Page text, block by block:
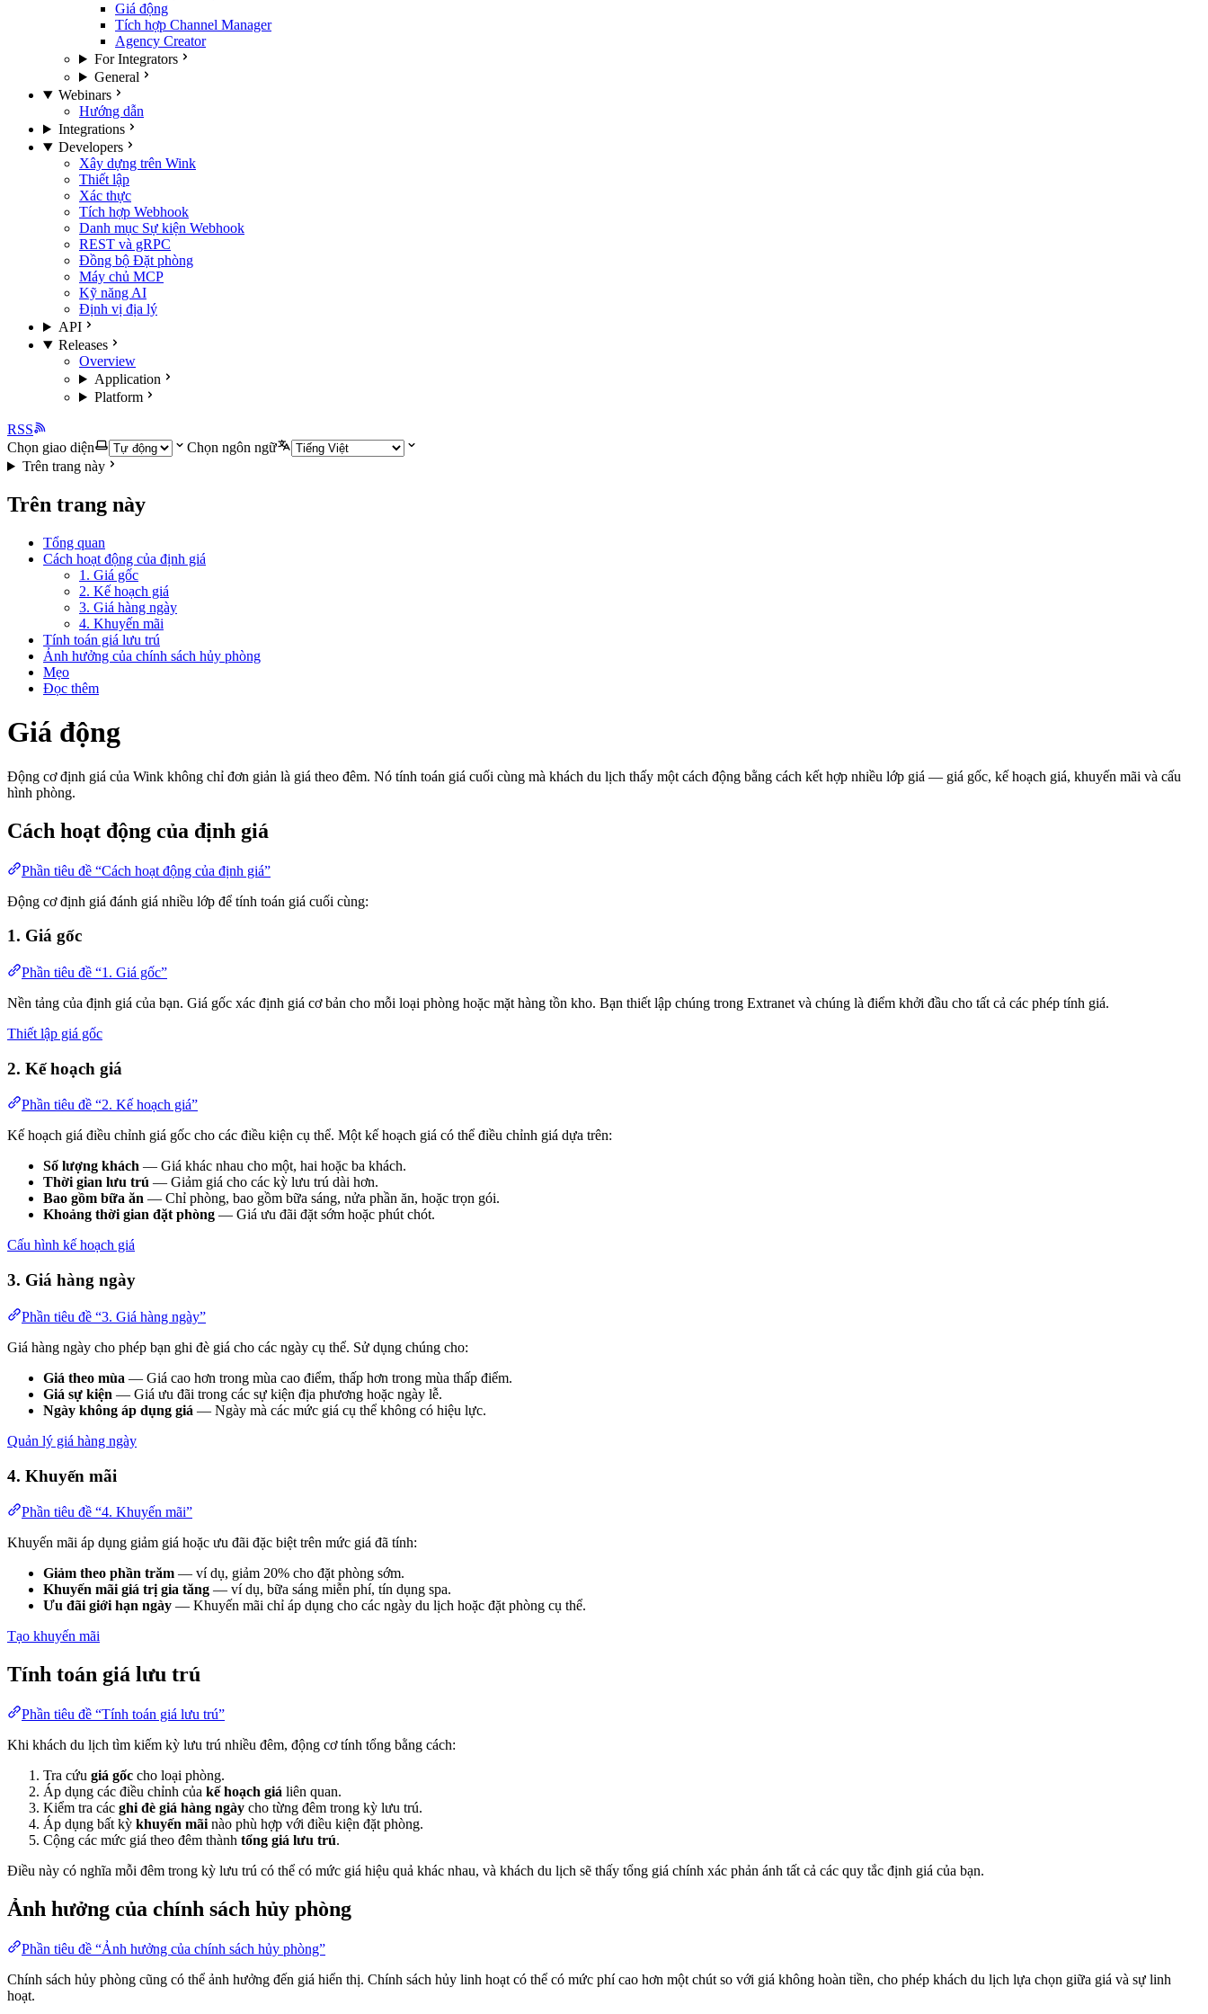
Giá động
Tích hợp Channel Manager
Agency Creator
For Integrators
General
Webinars
Hướng dẫn
Integrations
Developers
Xây dựng trên Wink
Thiết lập
Xác thực
Tích hợp Webhook
Danh mục Sự kiện Webhook
REST và gRPC
Đồng bộ Đặt phòng
Máy chủ MCP
Kỹ năng AI
Định vị địa lý
API
Releases
Overview
Application
Platform
RSS
Chọn giao diện
Chọn ngôn ngữ
Trên trang này
Trên trang này
Tổng quan
Cách hoạt động của định giá
1. Giá gốc
2. Kế hoạch giá
3. Giá hàng ngày
4. Khuyến mãi
Tính toán giá lưu trú
Ảnh hưởng của chính sách hủy phòng
Mẹo
Đọc thêm
Giá động
Động cơ định giá của Wink không chỉ đơn giản là giá theo đêm. Nó tính toán giá cuối cùng mà khách du lịch thấy một cách động bằng cách kết hợp nhiều lớp giá — giá gốc, kế hoạch giá, khuyến mãi và cấu
hình phòng.
Cách hoạt động của định giá
Phần tiêu đề “Cách hoạt động của định giá”
Động cơ định giá đánh giá nhiều lớp để tính toán giá cuối cùng:
1. Giá gốc
Phần tiêu đề “1. Giá gốc”
Nền tảng của định giá của bạn. Giá gốc xác định giá cơ bản cho mỗi loại phòng hoặc mặt hàng tồn kho. Bạn thiết lập chúng trong Extranet và chúng là điểm khởi đầu cho tất cả các phép tính giá.
Thiết lập giá gốc
2. Kế hoạch giá
Phần tiêu đề “2. Kế hoạch giá”
Kế hoạch giá điều chỉnh giá gốc cho các điều kiện cụ thể. Một kế hoạch giá có thể điều chỉnh giá dựa trên:
Số lượng khách — Giá khác nhau cho một, hai hoặc ba khách.
Thời gian lưu trú — Giảm giá cho các kỳ lưu trú dài hơn.
Bao gồm bữa ăn — Chỉ phòng, bao gồm bữa sáng, nửa phần ăn, hoặc trọn gói.
Khoảng thời gian đặt phòng — Giá ưu đãi đặt sớm hoặc phút chót.
Cấu hình kế hoạch giá
3. Giá hàng ngày
Phần tiêu đề “3. Giá hàng ngày”
Giá hàng ngày cho phép bạn ghi đè giá cho các ngày cụ thể. Sử dụng chúng cho:
Giá theo mùa — Giá cao hơn trong mùa cao điểm, thấp hơn trong mùa thấp điểm.
Giá sự kiện — Giá ưu đãi trong các sự kiện địa phương hoặc ngày lễ.
Ngày không áp dụng giá — Ngày mà các mức giá cụ thể không có hiệu lực.
Quản lý giá hàng ngày
4. Khuyến mãi
Phần tiêu đề “4. Khuyến mãi”
Khuyến mãi áp dụng giảm giá hoặc ưu đãi đặc biệt trên mức giá đã tính:
Giảm theo phần trăm — ví dụ, giảm 20% cho đặt phòng sớm.
Khuyến mãi giá trị gia tăng — ví dụ, bữa sáng miễn phí, tín dụng spa.
Ưu đãi giới hạn ngày — Khuyến mãi chỉ áp dụng cho các ngày du lịch hoặc đặt phòng cụ thể.
Tạo khuyến mãi
Tính toán giá lưu trú
Phần tiêu đề “Tính toán giá lưu trú”
Khi khách du lịch tìm kiếm kỳ lưu trú nhiều đêm, động cơ tính tổng bằng cách:
Tra cứu giá gốc cho loại phòng.
Áp dụng các điều chỉnh của kế hoạch giá liên quan.
Kiểm tra các ghi đè giá hàng ngày cho từng đêm trong kỳ lưu trú.
Áp dụng bất kỳ khuyến mãi nào phù hợp với điều kiện đặt phòng.
Cộng các mức giá theo đêm thành tổng giá lưu trú.
Điều này có nghĩa mỗi đêm trong kỳ lưu trú có thể có mức giá hiệu quả khác nhau, và khách du lịch sẽ thấy tổng giá chính xác phản ánh tất cả các quy tắc định giá của bạn.
Ảnh hưởng của chính sách hủy phòng
Phần tiêu đề “Ảnh hưởng của chính sách hủy phòng”
Chính sách hủy phòng cũng có thể ảnh hưởng đến giá hiển thị. Chính sách hủy linh hoạt có thể có mức phí cao hơn một chút so với giá không hoàn tiền, cho phép khách du lịch lựa chọn giữa giá và sự linh
hoạt.